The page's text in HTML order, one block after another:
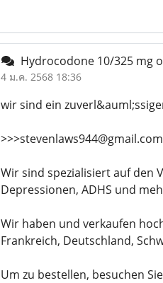
Hydrocodone 10/325 mg
4 ม.ค. 2568 18:36
wir sind ein
>>>stevenlaws944@gmail.com
Wir sind spezialisiert auf den
Depressionen, ADHS und
Wir haben und verkaufen
Frankreich, Deutschland,
Um zu bestellen, besuchen